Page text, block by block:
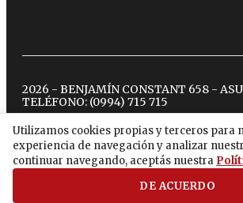
Utilizamos cookies propias y terceros para
experiencia de navegación y analizar
continuar navegando, aceptás nuestra
DE ACUERDO
2026 - BENJAMÍN CONSTANT 658 -
TELÉFONO: (0994) 715 715
twitterinstagram
facebook
tiktok